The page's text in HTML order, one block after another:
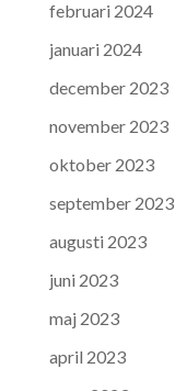
februari 2024
januari 2024
december 2023
november 2023
oktober 2023
september 2023
augusti 2023
juni 2023
maj 2023
april 2023